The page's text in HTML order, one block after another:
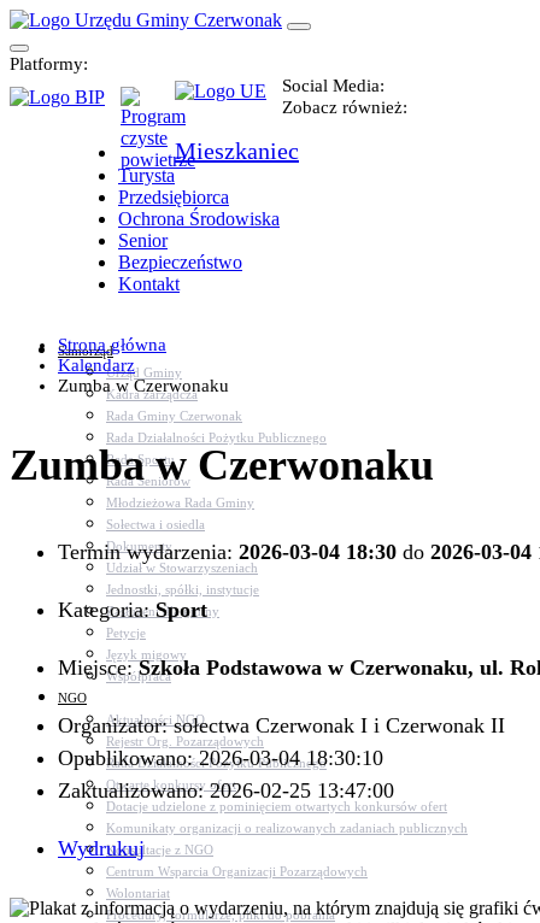
Platformy:
Social Media:
Zobacz również:
Mieszkaniec
Turysta
Przedsiębiorca
Ochrona Środowiska
Senior
Bezpieczeństwo
Kontakt
Samorząd
Urząd Gminy
Kadra zarządcza
Rada Gminy Czerwonak
Rada Działalności Pożytku Publicznego
Rada Sportu
Rada Seniorów
Młodzieżowa Rada Gminy
Sołectwa i osiedla
Dokumenty
Udział w Stowarzyszeniach
Jednostki, spółki, instytucje
Zasłużeni dla gminy
Petycje
Język migowy
Współpraca
NGO
Aktualności NGO
Rejestr Org. Pozarządowych
Rada Działalności Pożytku Publicznego
Otwarte konkursy ofert
Dotacje udzielone z pominięciem otwartych konkursów ofert
Komunikaty organizacji o realizowanych zadaniach publicznych
Konsultacje z NGO
Centrum Wsparcia Organizacji Pozarządowych
Wolontariat
Procedury, formularze, pliki do pobrania
Strona główna
Kalendarz
Zumba w Czerwonaku
Zumba w Czerwonaku
Termin wydarzenia: 2026-03-04 18:30 do 2026-03-04
Kategoria:Sport
Miejsce:Szkoła Podstawowa w Czerwonaku, ul.
Organizator: sołectwa Czerwonak I i Czerwonak II
Opublikowano: 2026-03-04 18:30:10
Zaktualizowano: 2026-02-25 13:47:00
Wydrukuj